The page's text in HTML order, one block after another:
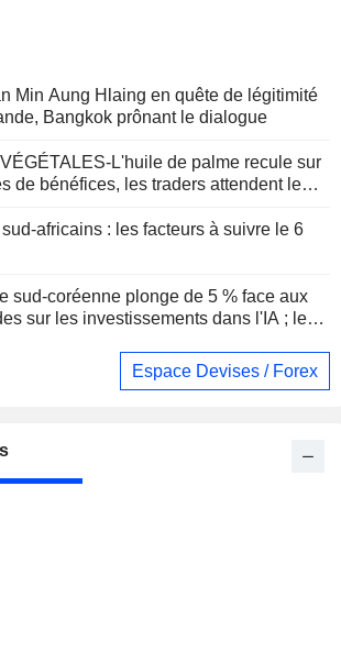
Min Aung Hlaing en quête de légitimité
Bangkok prônant le dialogue
L'huile de palme recule sur
de bénéfices, les traders attendent les
africains : les facteurs à suivre le 6
sud-coréenne plonge de 5 % face aux
sur les investissements dans l'IA ; le
Espace Devises / Forex